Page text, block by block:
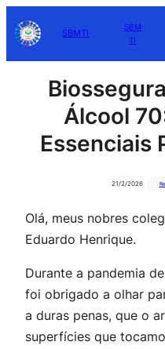
SBMTI
SBM
TI
Álcool
Essenciais
21/2/2026
Olá, meus nobres
Eduardo Henrique.
Durante a pandemia
foi obrigado a olhar
a duras penas, que o
superfícies que